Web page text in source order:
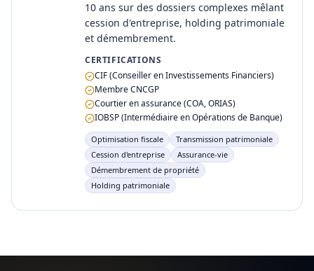
10 ans sur des dossiers complexes mêlant
cession d'entreprise, holding patrimoniale
et démembrement.
CERTIFICATIONS
CIF (Conseiller en Investissements Financiers)
Membre CNCGP
Courtier en assurance (COA, ORIAS)
IOBSP (Intermédiaire en Opérations de Banque)
Optimisation fiscale
Transmission patrimoniale
Cession d'entreprise
Assurance-vie
Démembrement de propriété
Holding patrimoniale